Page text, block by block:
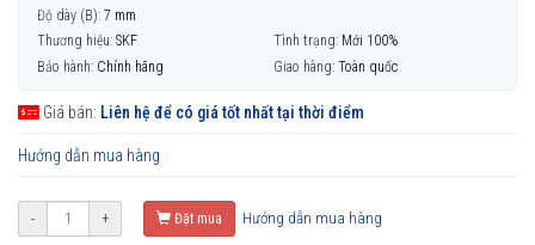
Độ dày (B): 7 mm
Thương hiệu: SKF Tình trạng: Mới 100%
Bảo hành: Chính hãng Giao hàng: Toàn quốc
Giá bán: Liên hệ để có giá tốt nhất tại thời điểm
Hướng dẫn mua hàng
- + Đặt mua Hướng dẫn mua hàng